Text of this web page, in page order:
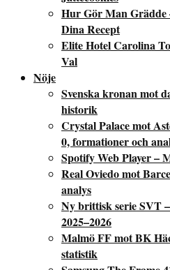
Hur Gör Man
Dina Recept
Elite Hotel Carolina
Val
Nöje
Svenska kronan mot
historik
Crystal Palace mot
0, formationer och
Spotify Web Player –
Real Oviedo mot
analys
Ny brittisk serie SVT
2025–2026
Malmö FF mot BK
statistik